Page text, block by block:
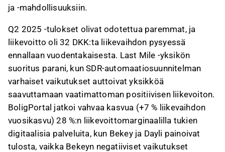
ja -mahdollisuuksiin.
Q2 2025 -tulokset olivat odotettua paremmat, ja
liikevoitto oli 32 DKK:ta liikevaihdon pysyessä
ennallaan vuodentakaisesta. Last Mile -yksikön
suoritus parani, kun SDR-automaatiosuunnitelman
varhaiset vaikutukset auttoivat yksikköä
saavuttamaan vaatimattoman positiivisen liikevoiton.
BoligPortal jatkoi vahvaa kasvua (+7 % liikevaihdon
vuosikasvu) 28 %:n liikevoittomarginaalilla tukien
digitaalisia palveluita, kun Bekey ja Dayli painoivat
tulosta, vaikka Bekeyn negatiiviset vaikutukset